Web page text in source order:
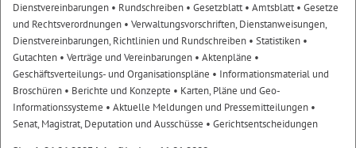
Dienstvereinbarungen • Rundschreiben • Gesetzblatt• Amtsblatt• Gesetze
und Rechtsverordnungen • Verwaltungsvorschriften, Dienstanweisungen,
Dienstvereinbarungen, Richtlinien und Rundschreiben • Statistiken •
Gutachten • Verträge und Vereinbarungen • Aktenpläne •
Geschäftsverteilungs- und Organisationspläne • Informationsmaterial und
Broschüren • Berichte und Konzepte • Karten, Pläne und Geo-
Informationssysteme • Aktuelle Meldungen und Pressemitteilungen •
Senat, Magistrat, Deputation und Ausschüsse • Gerichtsentscheidungen